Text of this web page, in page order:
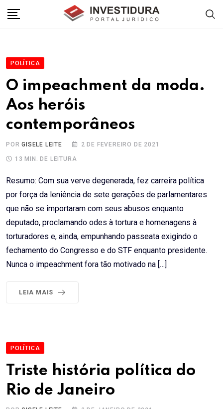
POLÍTICA
O impeachment da moda.
Aos heróis
contemporâneos
PORGISELE LEITE 2 DE FEVEREIRO DE 2021
13 MIN. DE LEITURA
Resumo: Com sua verve degenerada, fez carreira política
por força da leniência de sete gerações de parlamentares
que não se importaram com seus abusos enquanto
deputado, proclamando odes à tortura e homenagens à
torturadores e, ainda, empunhando passeata exigindo o
fechamento do Congresso e do STF enquanto presidente.
Nunca o impeachment fora tão motivado na […]
LEIA MAIS
POLÍTICA
Triste história política do
Rio de Janeiro